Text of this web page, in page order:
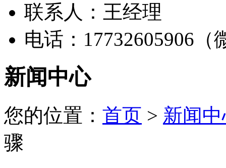
联系人：王经理
电话：17732605906（
新闻中心
您的位置： 首页 > 新闻
骤